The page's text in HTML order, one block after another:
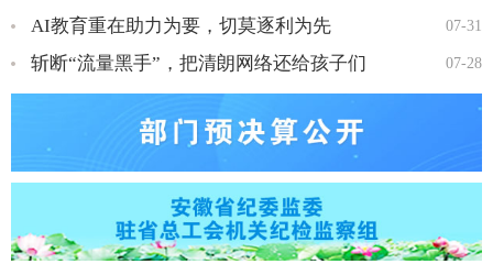
07-31
AI教育重在助力为要，切莫逐利为先
07-28
斩断“流量黑手”，把清朗网络还给孩子们